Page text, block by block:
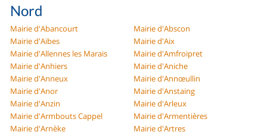
Nord
Mairie d'Abancourt
Mairie d'Abscon
Mairie d'Aibes
Mairie d'Aix
Mairie d'Allennes les Marais
Mairie d'Amfroipret
Mairie d'Anhiers
Mairie d'Aniche
Mairie d'Anneux
Mairie d'Annœullin
Mairie d'Anor
Mairie d'Anstaing
Mairie d'Anzin
Mairie d'Arleux
Mairie d'Armbouts Cappel
Mairie d'Armentières
Mairie d'Arnèke
Mairie d'Artres